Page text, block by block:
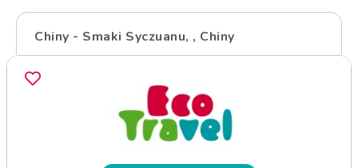
Chiny - Smaki Syczuanu, , Chiny